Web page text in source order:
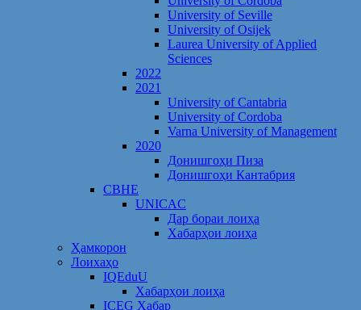
University of Seville
University of Osijek
Laurea University of Applied
Sciences
2022
2021
University of Cantabria
University of Cordoba
Varna University of Management
2020
Донишгоҳи Пиза
Донишгоҳи Кантабрия
CBHE
UNICAC
Дар бораи лоиҳа
Хабарҳои лоиҳа
Ҳамкорон
Лоихаҳо
IQEduU
Хабарҳои лоиҳа
ICEG Хабар